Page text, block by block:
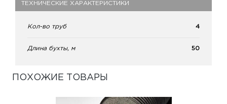
ТЕХНИЧЕСКИЕ ХАРАКТЕРИСТИКИ
Кол-во труб 4
Длина бухты, м 50
ПОХОЖИЕ ТОВАРЫ